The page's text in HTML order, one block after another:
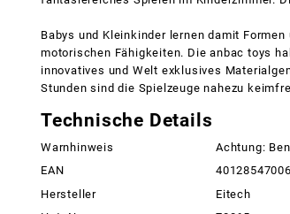
Babys und Kleinkinder lernen damit
motorischen Fähigkeiten. Die anbac toys
innovatives und Welt exklusives
Stunden sind die Spielzeuge nahezu
Technische Details
Warnhinweis
Achtung:
EAN
Hersteller
Eitech